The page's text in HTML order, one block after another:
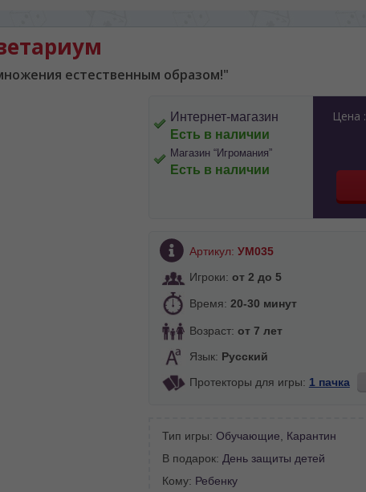
естественным образом!"
Цена :
Интернет-магазин
Есть в наличии
Магазин “Игромания”
Есть в наличии
Артикул: УМ035
Игроки: от 2 до 5
Время: 20-30 минут
Возраст: от 7 лет
Язык: Русский
Протекторы для игры: 1 пачка
Тип игры: Обучающие
Карантин
В подарок: День защиты детей
Кому: Ребенку